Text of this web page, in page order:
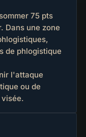
75 pts
Dans une zone
de phlogistique
l'attaque
ou de